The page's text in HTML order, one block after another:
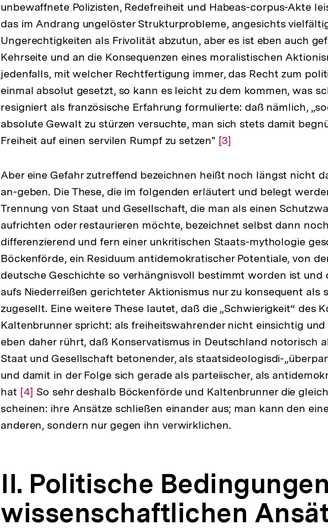
unbewaffnete Polizisten, Redefreiheit und Habeas-corpus-Akte
das im Andrang ungelöster Strukturprobleme, angesichts
Ungerechtigkeiten als Frivolität abzutun, aber es ist eben auch
Kehrseite und an die Konsequenzen eines moralistischen
jedenfalls, mit welcher Rechtfertigung immer, das Recht zum
einmal absolut gesetzt, so kann es leicht zu dem kommen, was
resigniert als französische Erfahrung formulierte: daß nämlich,
absolute Gewalt zu stürzen versuchte, man sich stets damit
Freiheit auf einen servilen Rumpf zu setzen" Zur
der
Fußnote
[3]
Aber eine Gefahr zutreffend bezeichnen heißt noch längst nicht
an-geben. Die These, die im folgenden erläutert und belegt
Trennung von Staat und Gesellschaft, die man als einen
aufrichten oder restaurieren möchte, bezeichnet selbst dann
differenzierend und fern einer unkritischen Staats-mythologie
Böckenförde, ein Residuum antidemokratischer Potentiale, von
deutsche Geschichte so verhängnisvoll bestimmt worden ist und
aufs Niederreißen gerichteter Aktionismus nur zu konsequent als
zugesellt. Eine weitere These lautet, daß die „Schwierigkeit“ des
Kaltenbrunner spricht: als freiheitswahrender nicht einsichtig
eben daher rührt, daß Konservatismus in Deutschland notorisch
Staat und Gesellschaft betonender, als staatsideologisdi-
und damit in der Folge sich gerade als parteiischer, als
hat Zur
Auflösung
der
[4] So sehr deshalb Böckenförde und Kaltenbrunner die
scheinen: ihre Ansätze schließen einander aus; man kann den
anderen, sondern nur gegen ihn verwirklichen.
II. Politische
wissenschaftlichen